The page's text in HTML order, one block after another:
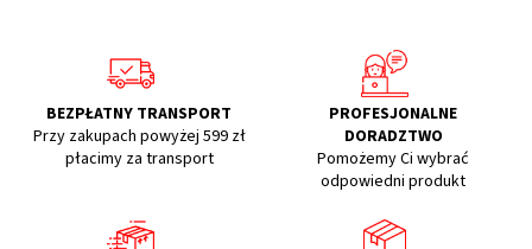
BEZPŁATNY TRANSPORT
Przy zakupach powyżej 599 zł
płacimy za transport
PROFESJONALNE
DORADZTWO
Pomożemy Ci wybrać
odpowiedni produkt